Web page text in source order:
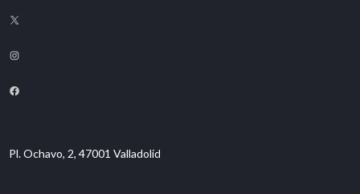
Pl. Ochavo, 2, 47001 Valladolid